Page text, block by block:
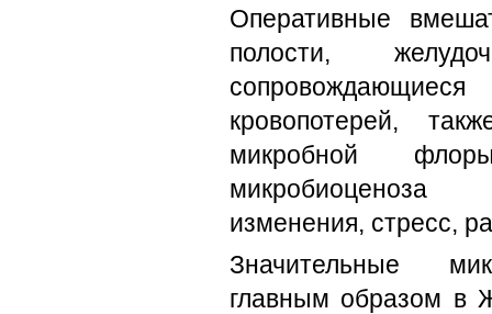
Оперативные
полости,
кровопотерей,
микробной
микробиоценоза
изменения, стресс,
Значительные
главным образом в